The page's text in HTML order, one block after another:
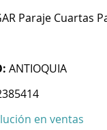
Paraje Cuartas
ANTIOQUIA
en ventas